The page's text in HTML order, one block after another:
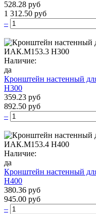
528.28 руб
1 312.50 руб
–
Наличие:
да
Кронштейн настенный
Н300
359.23 руб
892.50 руб
–
Наличие:
да
Кронштейн настенный
Н400
380.36 руб
945.00 руб
–